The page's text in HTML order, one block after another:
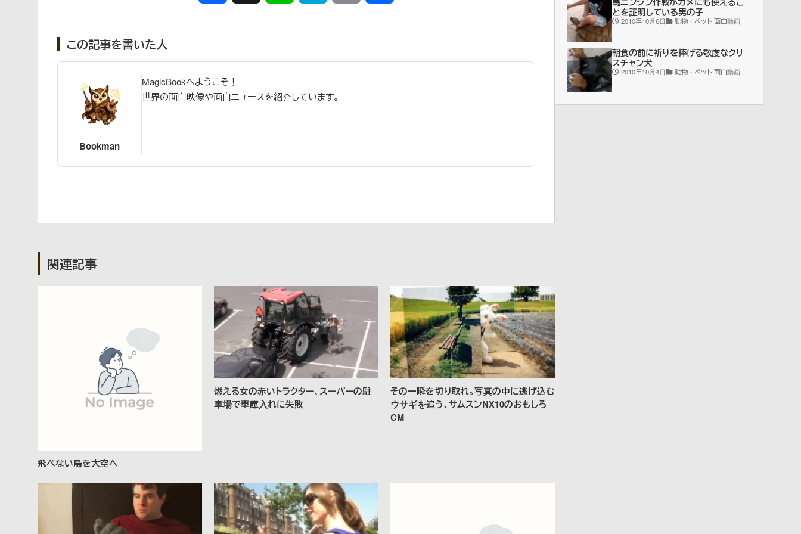
この記事を書いた人
Bookman
MagicBookへようこそ！
世界の面白映像や面白ニュースを紹介しています。
関連記事
飛べない鳥を大空へ
燃える女の赤いトラクター、スーパーの駐
車場で車庫入れに失敗
その一瞬を切り取れ。写真の中に逃げ込む
ウサギを追う、サムスンNX10のおもしろ
CM
とを証明している男の子
2010年10月6日 動物・ペット|面白動画
朝食の前に祈りを捧げる敬虔なクリ
スチャン犬
2010年10月4日 動物・ペット|面白動画